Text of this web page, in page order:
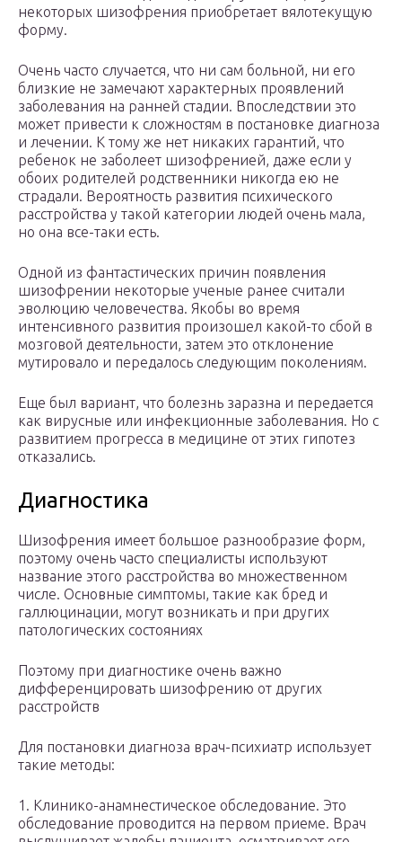
некоторых шизофрения приобретает вялотекущую
форму.
Очень часто случается, что ни сам больной, ни его
близкие не замечают характерных проявлений
заболевания на ранней стадии. Впоследствии это
может привести к сложностям в постановке диагноза
и лечении. К тому же нет никаких гарантий, что
ребенок не заболеет шизофренией, даже если у
обоих родителей родственники никогда ею не
страдали. Вероятность развития психического
расстройства у такой категории людей очень мала,
но она все-таки есть.
Одной из фантастических причин появления
шизофрении некоторые ученые ранее считали
эволюцию человечества. Якобы во время
интенсивного развития произошел какой-то сбой в
мозговой деятельности, затем это отклонение
мутировало и передалось следующим поколениям.
Еще был вариант, что болезнь заразна и передается
как вирусные или инфекционные заболевания. Но с
развитием прогресса в медицине от этих гипотез
отказались.
Диагностика
Шизофрения имеет большое разнообразие форм,
поэтому очень часто специалисты используют
название этого расстройства во множественном
числе. Основные симптомы, такие как бред и
галлюцинации, могут возникать и при других
патологических состояниях
Поэтому при диагностике очень важно
дифференцировать шизофрению от других
расстройств
Для постановки диагноза врач-психиатр использует
такие методы:
1. Клинико-анамнестическое обследование. Это
обследование проводится на первом приеме. Врач